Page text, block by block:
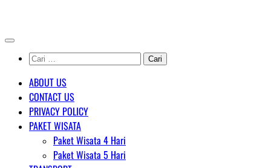
content
Cari
untuk:
ABOUT US
CONTACT US
PRIVACY POLICY
PAKET WISATA
Paket Wisata 4 Hari
Paket Wisata 5 Hari